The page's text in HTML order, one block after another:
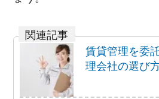
賃貸管理を委
理会社の選び